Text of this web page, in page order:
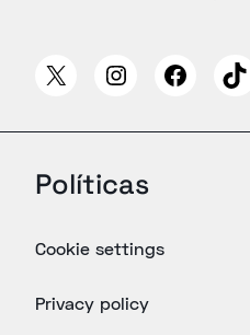
Políticas
Cookie settings
Privacy policy